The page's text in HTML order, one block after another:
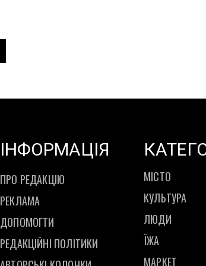
ІНФОРМАЦІЯ
ПРО РЕДАКЦІЮ
РЕКЛАМА
ДОПОМОГТИ
РЕДАКЦІЙНІ ПОЛІТИКИ
МІСТО
КУЛЬТУРА
ЛЮДИ
ЇЖА
МАРКЕТ